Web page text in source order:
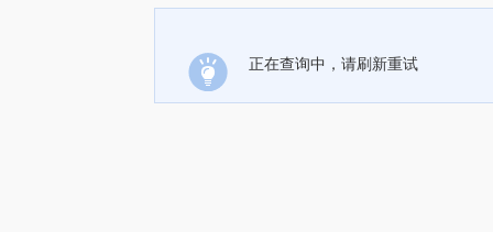
正在查询中，请刷新重试